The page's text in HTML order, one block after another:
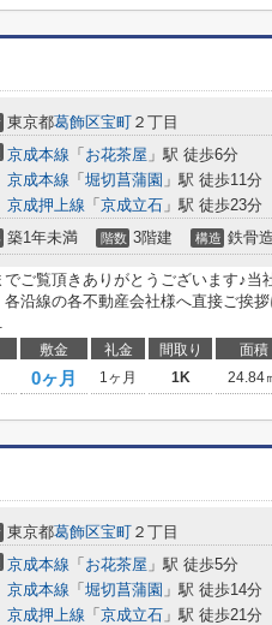
東京都葛飾区宝町 ２丁目
京成本線 「 お花茶屋 」駅 徒歩6分
京成本線 「 堀切菖蒲園 」駅 徒歩11分
京成押上線 「 京成立石 」駅 徒歩23分
築1年未満 階数 3階建 構造 鉄骨造
でご覧頂きありがとうございます♪当
各沿線の各不動産会社様へ直接ご挨
敷金 礼金 間取り 面積
0ヶ月 1ヶ月 1K 24.84
東京都葛飾区宝町 ２丁目
京成本線 「 お花茶屋 」駅 徒歩5分
京成本線 「 堀切菖蒲園 」駅 徒歩14分
京成押上線 「 京成立石 」駅 徒歩21分